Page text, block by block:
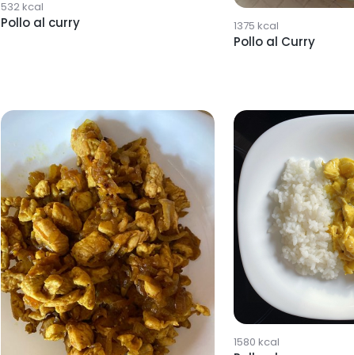
532kcal
Pollo al curry 1375 kcal
Pollo al Curry
1580 kcal